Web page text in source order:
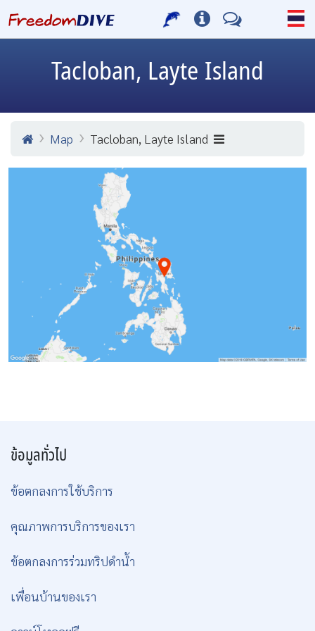
Tacloban, Layte Island
Map Tacloban, Layte Island
ข้อมูลทั่วไป
ข้อตกลงการใช้บริการ
คุณภาพการบริการของเรา
ข้อตกลงการร่วมทริปดำน้ำ
เพื่อนบ้านของเรา